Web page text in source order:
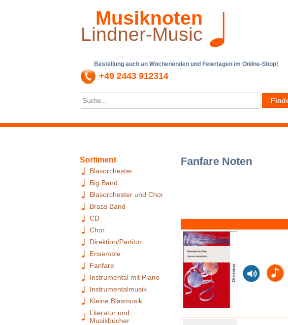
Musiknoten
Lindner-Music
Bestellung auch an Wochenenden und Feiertagen im Online-Shop!
+49 2443 912314
Sortiment
Blasorchester
Big Band
Blasorchester und Chor
Brass Band
CD
Chor
Direktion/Partitur
Ensemble
Fanfare
Instrumental mit Piano
Instrumentalmusik
Kleine Blasmusik
Literatur und
Musikbücher
Fanfare Noten